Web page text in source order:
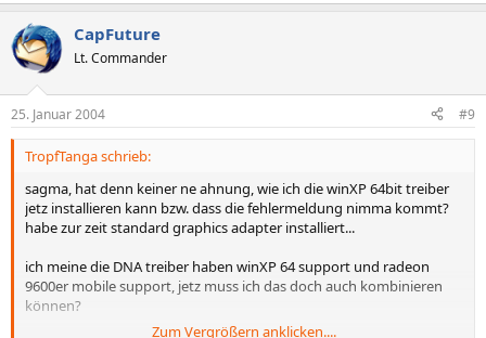
CapFuture
Lt. Commander
25. Januar 2004 #9
TropfTanga schrieb:
sagma, hat denn keiner ne ahnung, wie ich die winXP 64bit treiber
jetz installieren kann bzw. dass die fehlermeldung nimma kommt?
habe zur zeit standard graphics adapter installiert...
ich meine die DNA treiber haben winXP 64 support und radeon
9600er mobile support, jetz muss ich das doch auch kombinieren
können?
Zum Vergrößern anklicken....